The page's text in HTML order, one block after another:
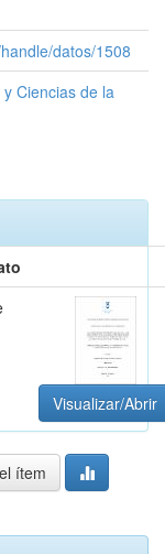
datos/1508
Ciencias de la
Visualizar/Abrir
ítem